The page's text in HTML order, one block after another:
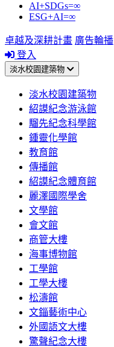
AI+SDGs=∞
ESG+AI=∞
卓越及深耕計畫 廣告輪播
登入
淡水校園建築物
淡水校園建築物
紹謨紀念游泳館
騮先紀念科學館
鍾靈化學館
教育館
傳播館
紹謨紀念體育館
麗澤國際學舍
文學館
會文館
商管大樓
海事博物館
工學館
工學大樓
松濤館
文錙藝術中心
外國語文大樓
驚聲紀念大樓